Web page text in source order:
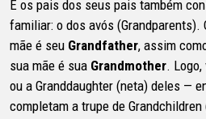
E os pais dos seus pais também
familiar: o dos avós (Grandparents).
mãe é seu Grandfather, assim
sua mãe é sua Grandmother.
ou a Granddaughter (neta) deles —
completam a trupe de Grandchildren